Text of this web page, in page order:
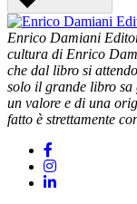
Enrico Damiani
cultura di Enrico
che dal libro si
solo il grande libro sa
un valore e di una
fatto è strettamente